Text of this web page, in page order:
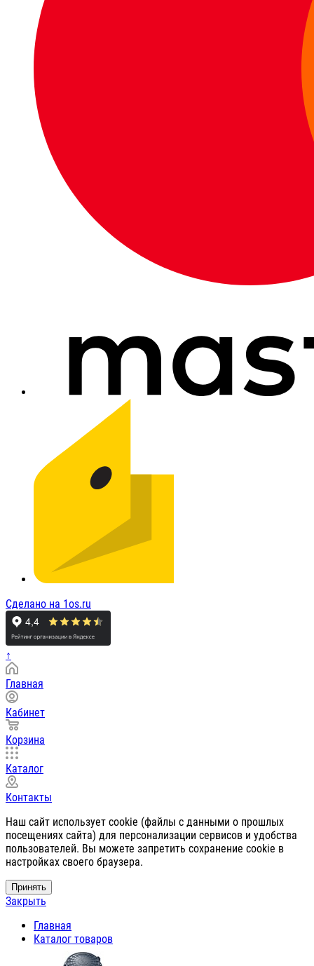
Сделано на 1os.ru
↑
Главная
Кабинет
Корзина
Каталог
Контакты
Наш сайт использует cookie (файлы с данными о прошлых
посещениях сайта) для персонализации сервисов и удобства
пользователей. Вы можете запретить сохранение cookie в
настройках своего браузера.
Принять
Закрыть
Главная
Каталог товаров